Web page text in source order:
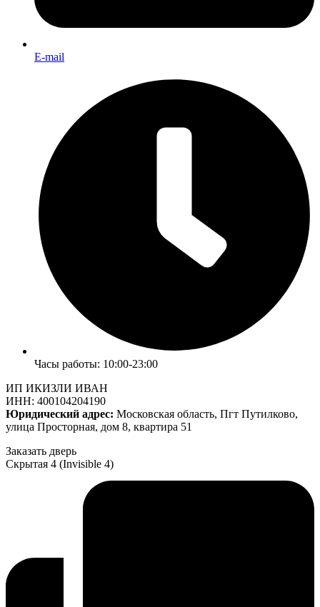
E-mail
Часы работы: 10:00-23:00
ИП ИКИЗЛИ ИВАН
ИНН: 400104204190
Юридический адрес: Московская область, Пгт Путилково,
улица Просторная, дом 8, квартира 51
Заказать дверь
Скрытая 4 (Invisible 4)